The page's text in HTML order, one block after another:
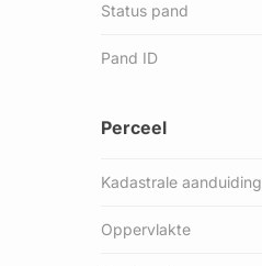
Status pand
Pand ID
Perceel
Kadastrale aanduiding
Oppervlakte